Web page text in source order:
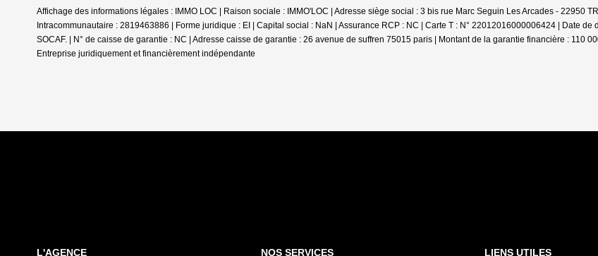
Affichage des informations légales : IMMO LOC | Raison sociale : IMMO'LOC | Adresse siège social : 3 bis rue Marc Seguin Les Arcades - 22950
Intracommunautaire : 2819463886 | Forme juridique : EI | Capital social : NaN | Assurance RCP : NC | Carte T : N° 22012016000006424 | Date
SOCAF. | N° de caisse de garantie : NC | Adresse caisse de garantie : 26 avenue de suffren 75015 paris | Montant de la garantie financière : 110
Entreprise juridiquement et financièrement indépendante
L'AGENCE NOS SERVICES LIENS UTILES